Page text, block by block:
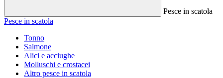
Pesce in scatola
Pesce in scatola
Tonno
Salmone
Alici e acciughe
Molluschi e crostacei
Altro pesce in scatola